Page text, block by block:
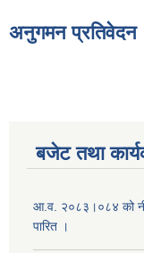
अनुगमन प्रतिवेदन
बजेट तथा
आ.व. २०८३।०८४ को
पारित ।